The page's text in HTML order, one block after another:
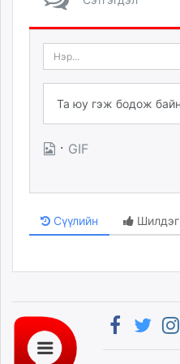
· GIF
Сүүлийн Шилдэг